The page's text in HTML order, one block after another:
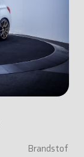
Brandstof